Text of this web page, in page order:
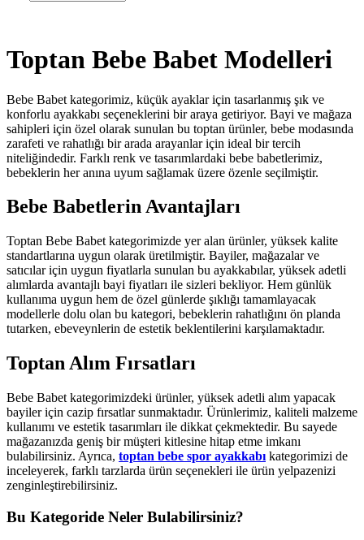
Toptan Bebe Babet Modelleri
Bebe Babet kategorimiz, küçük ayaklar için tasarlanmış şık ve
konforlu ayakkabı seçeneklerini bir araya getiriyor. Bayi ve mağaza
sahipleri için özel olarak sunulan bu toptan ürünler, bebe modasında
zarafeti ve rahatlığı bir arada arayanlar için ideal bir tercih
niteliğindedir. Farklı renk ve tasarımlardaki bebe babetlerimiz,
bebeklerin her anına uyum sağlamak üzere özenle seçilmiştir.
Bebe Babetlerin Avantajları
Toptan Bebe Babet kategorimizde yer alan ürünler, yüksek kalite
standartlarına uygun olarak üretilmiştir. Bayiler, mağazalar ve
satıcılar için uygun fiyatlarla sunulan bu ayakkabılar, yüksek adetli
alımlarda avantajlı bayi fiyatları ile sizleri bekliyor. Hem günlük
kullanıma uygun hem de özel günlerde şıklığı tamamlayacak
modellerle dolu olan bu kategori, bebeklerin rahatlığını ön planda
tutarken, ebeveynlerin de estetik beklentilerini karşılamaktadır.
Toptan Alım Fırsatları
Bebe Babet kategorimizdeki ürünler, yüksek adetli alım yapacak
bayiler için cazip fırsatlar sunmaktadır. Ürünlerimiz, kaliteli malzeme
kullanımı ve estetik tasarımları ile dikkat çekmektedir. Bu sayede
mağazanızda geniş bir müşteri kitlesine hitap etme imkanı
bulabilirsiniz. Ayrıca, toptan bebe spor ayakkabı kategorimizi de
inceleyerek, farklı tarzlarda ürün seçenekleri ile ürün yelpazenizi
zenginleştirebilirsiniz.
Bu Kategoride Neler Bulabilirsiniz?